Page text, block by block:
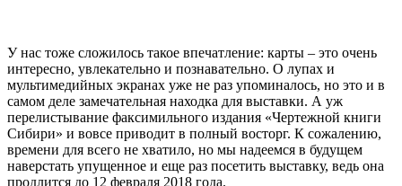
У нас тоже сложилось такое впечатление: карты – это очень
интересно, увлекательно и познавательно. О лупах и
мультимедийных экранах уже не раз упоминалось, но это и в
самом деле замечательная находка для выставки. А уж
перелистывание факсимильного издания «Чертежной книги
Сибири» и вовсе приводит в полный восторг. К сожалению,
времени для всего не хватило, но мы надеемся в будущем
наверстать упущенное и еще раз посетить выставку, ведь она
продлится до 12 февраля 2018 года.